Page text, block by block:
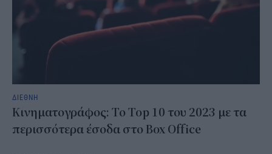
ΔΙΕΘΝΗ
Κινηματογράφος: Το Top 10 του 2023 με τα
περισσότερα έσοδα στο Box Office